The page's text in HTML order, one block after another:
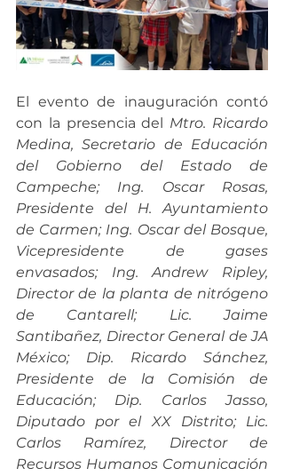
El evento de inauguración contó
con la presencia del Mtro. Ricardo
Medina, Secretario de Educación
del Gobierno del Estado de
Campeche; Ing. Oscar Rosas,
Presidente del H. Ayuntamiento
de Carmen; Ing. Oscar del Bosque,
Vicepresidente de gases
envasados; Ing. Andrew Ripley,
Director de la planta de nitrógeno
de Cantarell; Lic. Jaime
Santibañez, Director General de JA
México; Dip. Ricardo Sánchez,
Presidente de la Comisión de
Educación; Dip. Carlos Jasso,
Diputado por el XX Distrito; Lic.
Carlos Ramírez, Director de
Recursos Humanos Comunicación